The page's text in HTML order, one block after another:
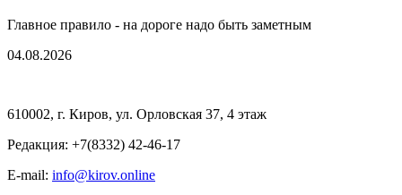
Главное правило - на дороге надо быть заметным
04.08.2026
610002, г. Киров, ул. Орловская 37, 4 этаж
Редакция: +7(8332) 42-46-17
E-mail: info@kirov.online